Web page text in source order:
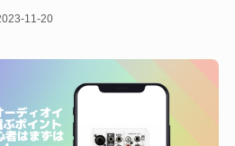
11-20